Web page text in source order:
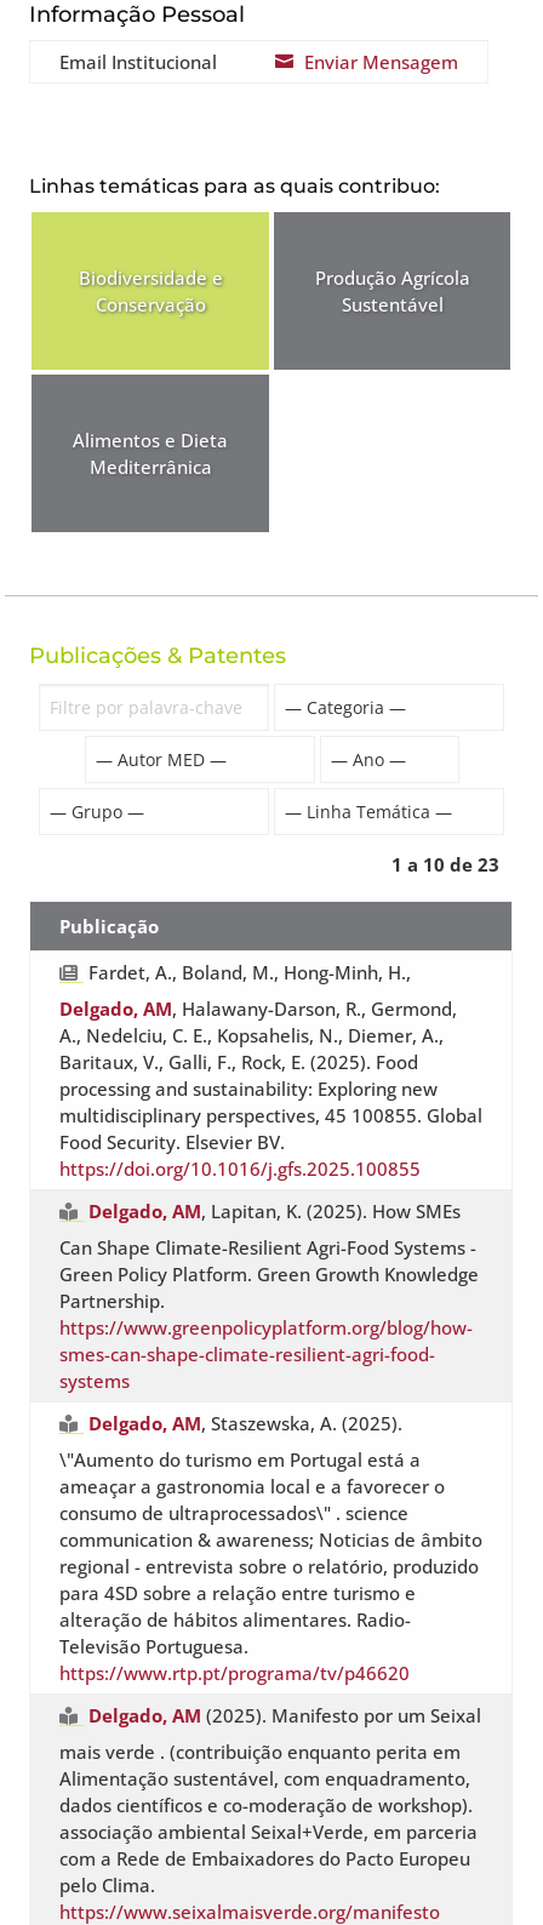
Informação Pessoal
Email Institucional  Enviar Mensagem
Linhas temáticas para as quais contribuo:
Biodiversidade e
Conservação
Produção Agrícola
Sustentável
Alimentos e Dieta
Mediterrânica
Publicações & Patentes
1 a 10 de 23
Publicação
Fardet, A., Boland, M., Hong-Minh, H.,
Delgado, AM, Halawany-Darson, R., Germond,
A., Nedelciu, C. E., Kopsahelis, N., Diemer, A.,
Baritaux, V., Galli, F., Rock, E. (2025). Food
processing and sustainability: Exploring new
multidisciplinary perspectives, 45 100855. Global
Food Security. Elsevier BV.
https://doi.org/10.1016/j.gfs.2025.100855
Delgado, AM, Lapitan, K. (2025). How SMEs
Can Shape Climate-Resilient Agri-Food Systems -
Green Policy Platform. Green Growth Knowledge
Partnership.
https://www.greenpolicyplatform.org/blog/how-
smes-can-shape-climate-resilient-agri-food-
systems
Delgado, AM, Staszewska, A. (2025).
\"Aumento do turismo em Portugal está a
ameaçar a gastronomia local e a favorecer o
consumo de ultraprocessados\" . science
communication & awareness; Noticias de âmbito
regional - entrevista sobre o relatório, produzido
para 4SD sobre a relação entre turismo e
alteração de hábitos alimentares. Radio-
Televisão Portuguesa.
https://www.rtp.pt/programa/tv/p46620
Delgado, AM (2025). Manifesto por um Seixal
mais verde . (contribuição enquanto perita em
Alimentação sustentável, com enquadramento,
dados científicos e co-moderação de workshop).
associação ambiental Seixal+Verde, em parceria
com a Rede de Embaixadores do Pacto Europeu
pelo Clima.
https://www.seixalmaisverde.org/manifesto